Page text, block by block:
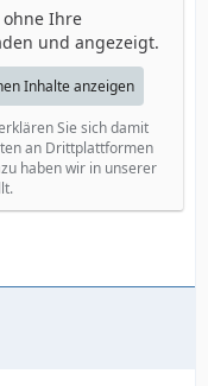
Ihre
und angezeigt.
Inhalte anzeigen
Sie sich damit
an Drittplattformen
haben wir in unserer